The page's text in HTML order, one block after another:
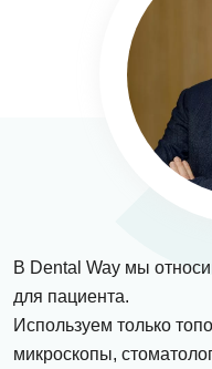
В Dental Way мы
для пациента.
Используем только
микроскопы,